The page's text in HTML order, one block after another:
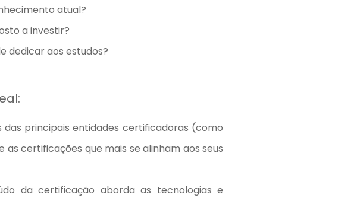
atual?
a investir?
dedicar aos estudos?
principais entidades certificadoras (como
as certificações que mais se alinham aos seus
da certificação aborda as tecnologias e